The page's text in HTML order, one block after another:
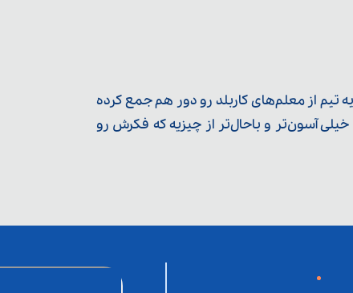
تیم از معلم‌‌های کاربلد رو دور هم جمع کرده
آسون‌تر و باحال‌تر از چیزیه که فکرش رو